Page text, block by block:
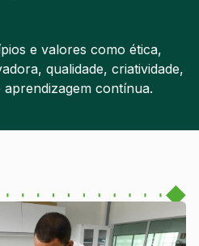
e valores como ética,
qualidade, criatividade,
aprendizagem contínua.